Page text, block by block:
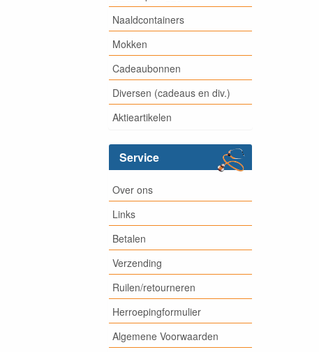
Naaldcontainers
Mokken
Cadeaubonnen
Diversen (cadeaus en div.)
Aktieartikelen
Service
Over ons
Links
Betalen
Verzending
Ruilen/retourneren
Herroepingformulier
Algemene Voorwaarden